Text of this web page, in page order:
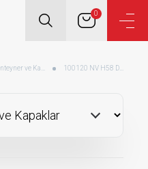
0
100120 NV H58 Delikli